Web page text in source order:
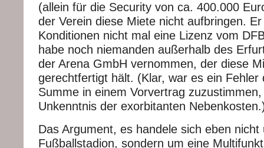
(allein für die Security von ca. 400.000
der Verein diese Miete nicht aufbringen.
Konditionen nicht mal eine Lizenz vom
habe noch niemanden außerhalb des
der Arena GmbH vernommen, der diese
gerechtfertigt hält. (Klar, war es ein Fehler
Summe in einem Vorvertrag
Unkenntnis der exorbitanten
Das Argument, es handele sich eben nicht
Fußballstadion, sondern um eine